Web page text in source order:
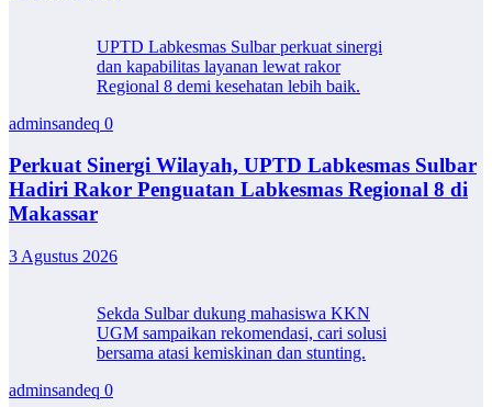
UPTD Labkesmas Sulbar perkuat sinergi
dan kapabilitas layanan lewat rakor
Regional 8 demi kesehatan lebih baik.
adminsandeq 0
Perkuat Sinergi Wilayah, UPTD Labkesmas Sulbar
Hadiri Rakor Penguatan Labkesmas Regional 8 di
Makassar
3 Agustus 2026
Sekda Sulbar dukung mahasiswa KKN
UGM sampaikan rekomendasi, cari solusi
bersama atasi kemiskinan dan stunting.
adminsandeq 0